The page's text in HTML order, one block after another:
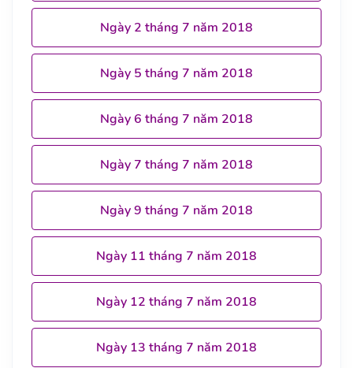
Ngày 2 tháng 7 năm 2018
Ngày 5 tháng 7 năm 2018
Ngày 6 tháng 7 năm 2018
Ngày 7 tháng 7 năm 2018
Ngày 9 tháng 7 năm 2018
Ngày 11 tháng 7 năm 2018
Ngày 12 tháng 7 năm 2018
Ngày 13 tháng 7 năm 2018